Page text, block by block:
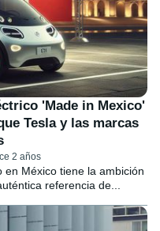
'Made in Mexico'
Tesla y las marcas
2 años
en México tiene la ambición
referencia de...